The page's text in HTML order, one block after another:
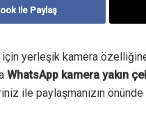
ile Paylaş
yerleşik kamera
WhatsApp kamera yakın
ile paylaşmanızın